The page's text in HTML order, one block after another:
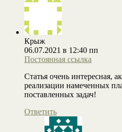
Крыж
06.07.2021 в 12:40 пп
Постоянная ссылка
Статья очень интересная,
реализации намеченных
поставленных задач!
Ответить